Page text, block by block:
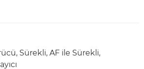
Sürekli, AF ile Sürekli,